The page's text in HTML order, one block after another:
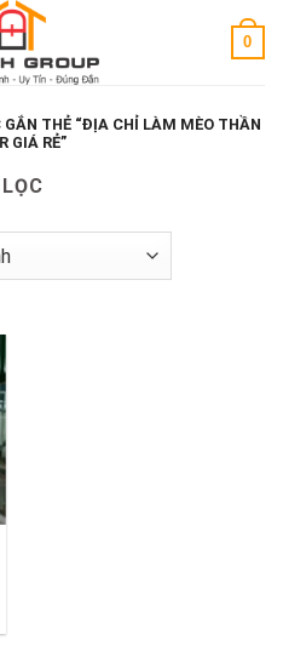
0
THẺ “ĐỊA CHỈ LÀM MÈO THẦN
GIÁ RẺ”
LỌC